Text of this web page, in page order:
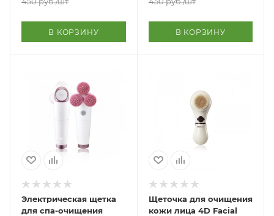
В КОРЗИНУ В КОРЗИНУ
Электрическая щетка
для спа-очищения
Щеточка для очищения
кожи лица 4D Facial